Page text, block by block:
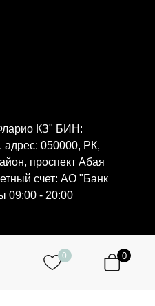
0 0
КЗ" БИН:
050000, РК,
проспект Абая
счет: АО "Банк
09:00 - 20:00
защищены